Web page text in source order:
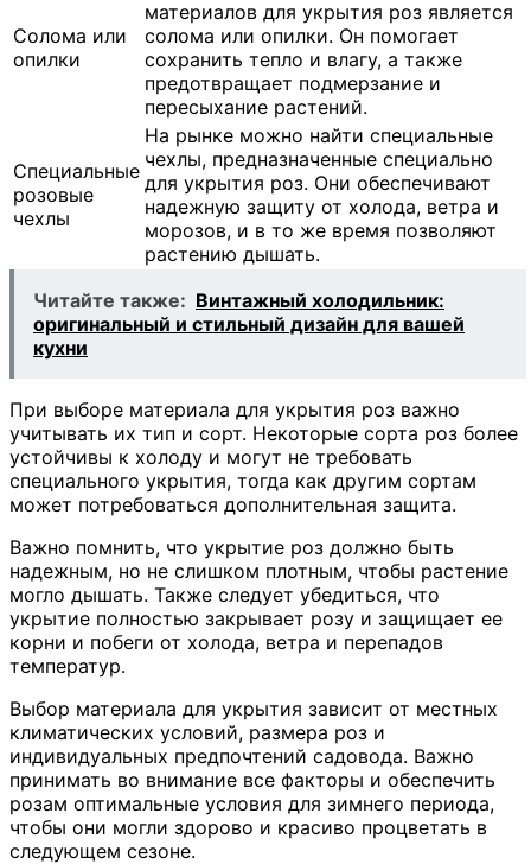
Солома или
опилки
материалов для укрытия роз является
солома или опилки. Он помогает
сохранить тепло и влагу, а также
предотвращает подмерзание и
пересыхание растений.
Специальные
розовые
чехлы
На рынке можно найти специальные
чехлы, предназначенные специально
для укрытия роз. Они обеспечивают
надежную защиту от холода, ветра и
морозов, и в то же время позволяют
растению дышать.
Читайте также: Винтажный холодильник:
оригинальный и стильный дизайн для вашей
кухни
При выборе материала для укрытия роз важно
учитывать их тип и сорт. Некоторые сорта роз более
устойчивы к холоду и могут не требовать
специального укрытия, тогда как другим сортам
может потребоваться дополнительная защита.
Важно помнить, что укрытие роз должно быть
надежным, но не слишком плотным, чтобы растение
могло дышать. Также следует убедиться, что
укрытие полностью закрывает розу и защищает ее
корни и побеги от холода, ветра и перепадов
температур.
Выбор материала для укрытия зависит от местных
климатических условий, размера роз и
индивидуальных предпочтений садовода. Важно
принимать во внимание все факторы и обеспечить
розам оптимальные условия для зимнего периода,
чтобы они могли здорово и красиво процветать в
следующем сезоне.